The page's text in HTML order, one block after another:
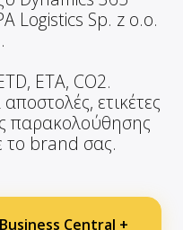
Logistics Sp. z o.o.
ETA, CO2.
ετικέτες
παρακολούθησης
το brand σας.
Central +